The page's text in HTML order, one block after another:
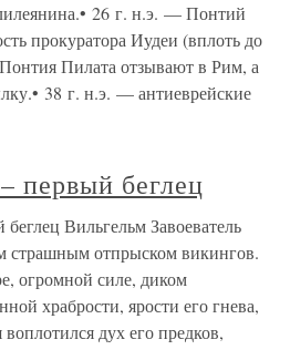
26 г. н.э. — Понтий
прокуратора Иудеи (вплоть до
Пилата отзывают в Рим, а
38 г. н.э. — антиеврейские
первый беглец
Вильгельм Завоеватель
страшным отпрыском викингов.
огромной силе, диком
храбрости, ярости его гнева,
дух его предков,